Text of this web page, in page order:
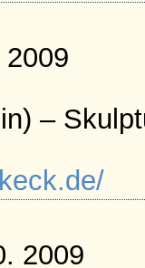
–
2009